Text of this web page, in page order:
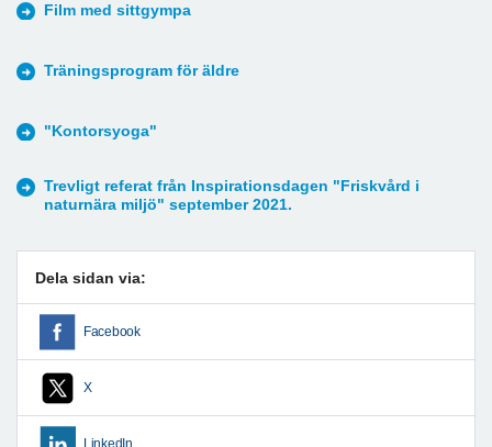
Film med sittgympa
Träningsprogram för äldre
"Kontorsyoga"
Trevligt referat från Inspirationsdagen "Friskvård i
naturnära miljö" september 2021.
Dela sidan via:
Facebook
X
LinkedIn